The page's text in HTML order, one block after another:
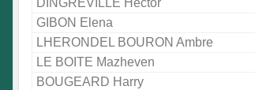
DINGREVILLE Hector
GIBON Elena
LHERONDEL BOURON Ambre
LE BOITE Mazheven
BOUGEARD Harry